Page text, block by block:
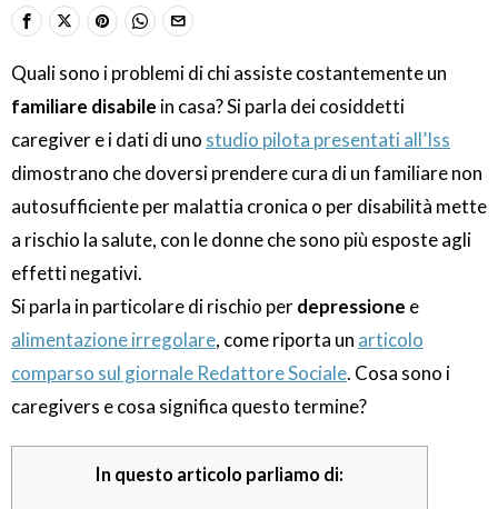
Quali sono i problemi di chi assiste costantemente un
familiare disabile in casa? Si parla dei cosiddetti
caregiver e i dati di uno studio pilota presentati all’Iss
dimostrano che doversi prendere cura di un familiare non
autosufficiente per malattia cronica o per disabilità mette
a rischio la salute, con le donne che sono più esposte agli
effetti negativi.
Si parla in particolare di rischio perdepressione e
alimentazione irregolare, come riporta un articolo
comparso sul giornale Redattore Sociale. Cosa sono i
caregivers e cosa significa questo termine?
In questo articolo parliamo di: